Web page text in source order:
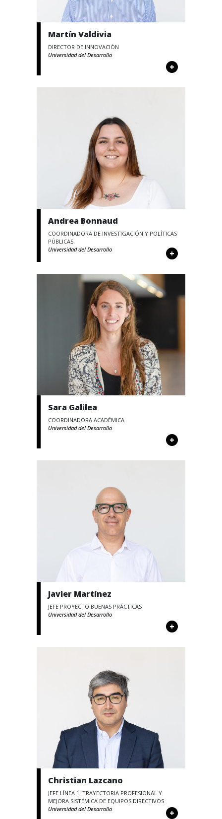
Martín Valdivia
DIRECTOR DE INNOVACIÓN
Universidad del Desarrollo
+
Andrea Bonnaud
COORDINADORA DE INVESTIGACIÓN Y POLÍTICAS
PÚBLICAS
Universidad del Desarrollo
+
Sara Galilea
COORDINADORA ACADÉMICA
Universidad del Desarrollo
+
Javier Martínez
JEFE PROYECTO BUENAS PRÁCTICAS
Universidad del Desarrollo
+
Christian Lazcano
JEFE LÍNEA 1: TRAYECTORIA PROFESIONAL Y
MEJORA SISTÉMICA DE EQUIPOS DIRECTIVOS
Universidad del Desarrollo
+